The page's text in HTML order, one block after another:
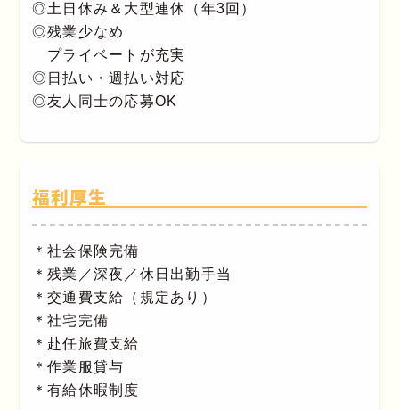
◎土日休み＆大型連休（年3回）
◎残業少なめ
プライベートが充実
◎日払い・週払い対応
◎友人同士の応募OK
福利厚生
＊社会保険完備
＊残業／深夜／休日出勤手当
＊交通費支給（規定あり）
＊社宅完備
＊赴任旅費支給
＊作業服貸与
＊有給休暇制度